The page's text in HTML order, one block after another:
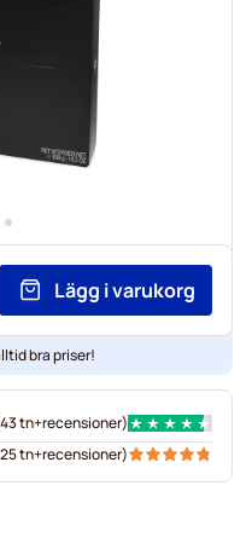
Lägg i varukorg
bra priser!
43 tn+recensioner)
tn+recensioner)